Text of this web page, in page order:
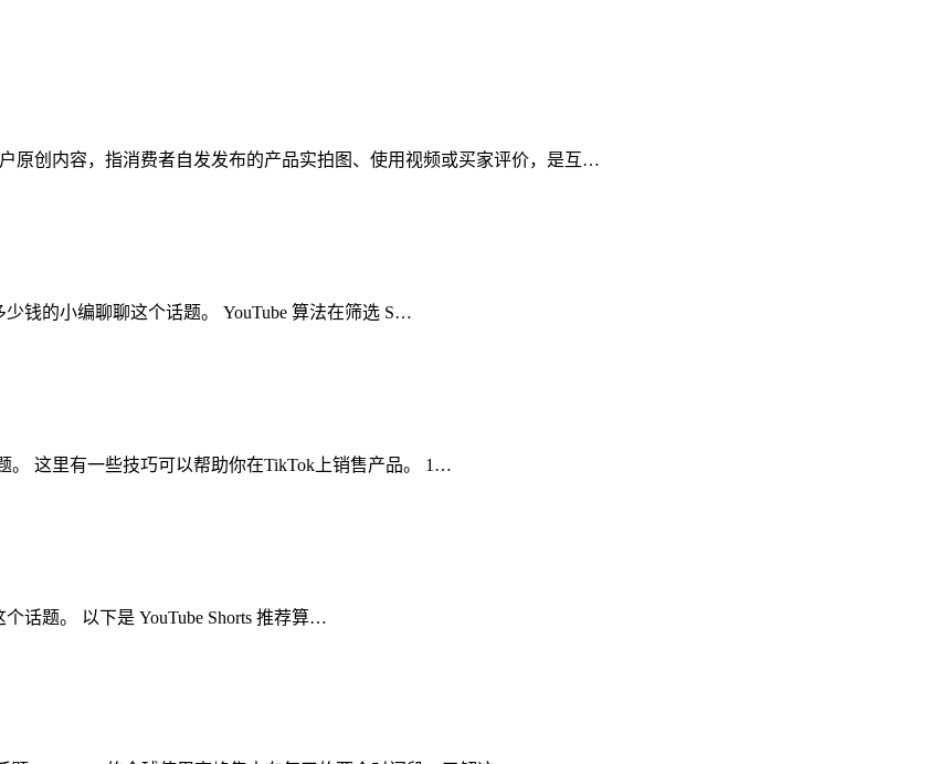
原创内容，指消费者自发发布的产品实拍图、使用视频或买家评价，是互…
钱的小编聊聊这个话题。 YouTube 算法在筛选 S…
。 这里有一些技巧可以帮助你在TikTok上销售产品。 1…
话题。 以下是 YouTube Shorts 推荐算…